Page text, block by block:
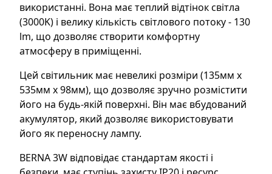
використанні. Вона має теплий відтінок світла
(3000K) і велику кількість світлового потоку - 130
lm, що дозволяє створити комфортну
атмосферу в приміщенні.
Цей світильник має невеликі розміри (135мм х
535мм х 98мм), що дозволяє зручно розмістити
його на будь-якій поверхні. Він має вбудований
акумулятор, який дозволяє використовувати
його як переносну лампу.
BERNA 3W відповідає стандартам якості і